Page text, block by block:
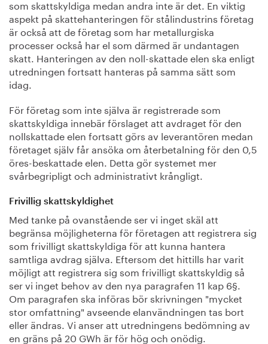
som skattskyldiga medan andra inte är det. En viktig
aspekt på skattehanteringen för stålindustrins företag
är också att de företag som har metallurgiska
processer också har el som därmed är undantagen
skatt. Hanteringen av den noll-skattade elen ska enligt
utredningen fortsatt hanteras på samma sätt som
idag.
För företag som inte själva är registrerade som
skattskyldiga innebär förslaget att avdraget för den
nollskattade elen fortsatt görs av leverantören medan
företaget själv får ansöka om återbetalning för den 0,5
öres-beskattade elen. Detta gör systemet mer
svårbegripligt och administrativt krångligt.
Frivillig skattskyldighet
Med tanke på ovanstående ser vi inget skäl att
begränsa möjligheterna för företagen att registrera sig
som frivilligt skattskyldiga för att kunna hantera
samtliga avdrag själva. Eftersom det hittills har varit
möjligt att registrera sig som frivilligt skattskyldig så
ser vi inget behov av den nya paragrafen 11 kap 6§.
Om paragrafen ska införas bör skrivningen "mycket
stor omfattning" avseende elanvändningen tas bort
eller ändras. Vi anser att utredningens bedömning av
en gräns på 20 GWh är för hög och onödig.